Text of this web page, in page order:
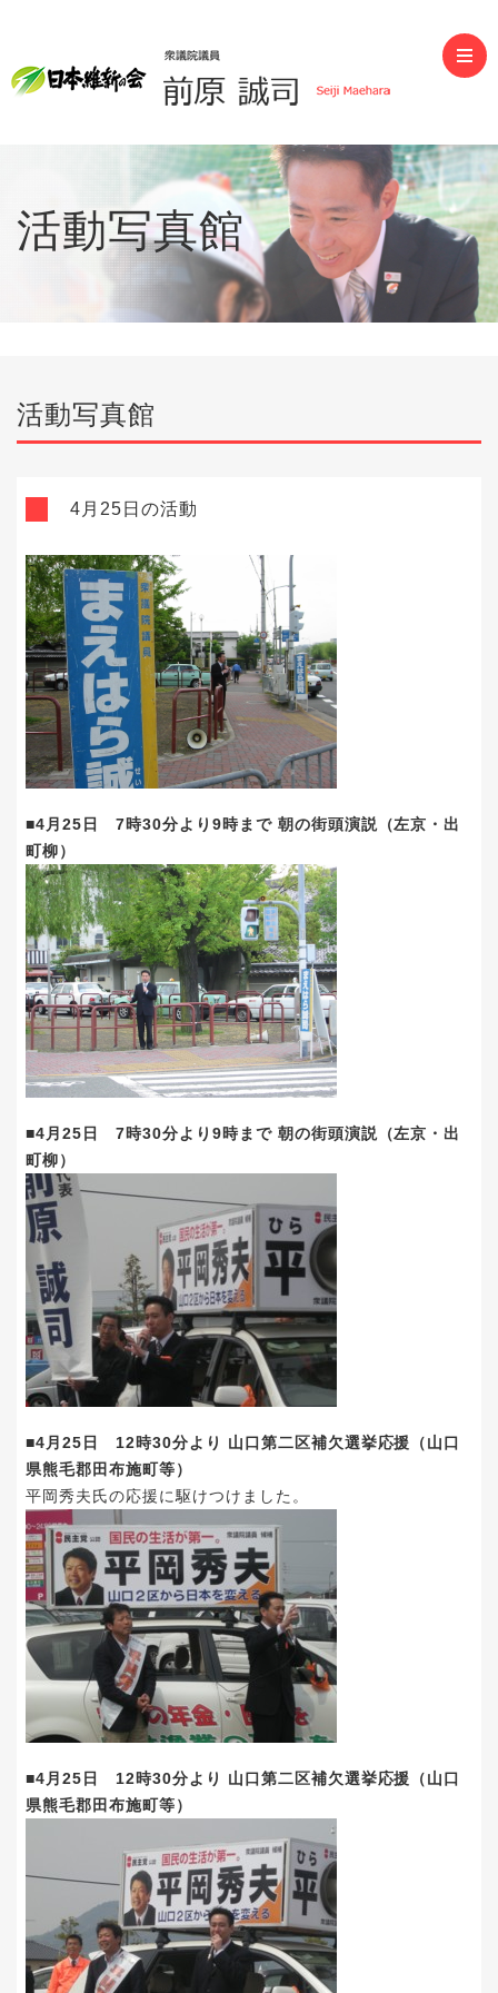
前原誠司（衆議院議員）
活動写真館
活動写真館
4月25日の活動
■4月25日 7時30分より9時まで 朝の街頭演説（左京・出
町柳）
■4月25日 7時30分より9時まで 朝の街頭演説（左京・出
町柳）
■4月25日 12時30分より 山口第二区補欠選挙応援（山口
県熊毛郡田布施町等）
平岡秀夫氏の応援に駆けつけました。
■4月25日 12時30分より 山口第二区補欠選挙応援（山口
県熊毛郡田布施町等）